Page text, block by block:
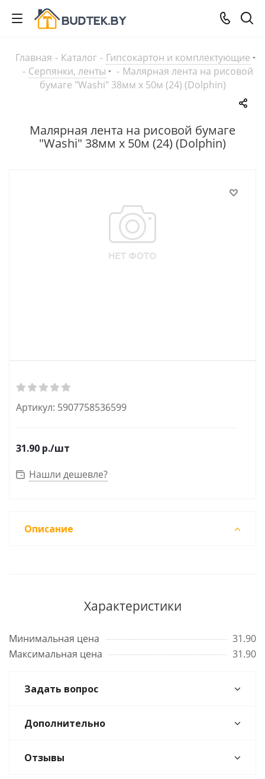
Главная - Каталог - Гипсокартон и комплектующие
- Серпянки, ленты - Малярная лента на рисовой
бумаге "Washi" 38мм х 50м (24) (Dolphin)
Малярная лента на рисовой бумаге
"Washi" 38мм х 50м (24) (Dolphin)
Артикул: 5907758536599
31.90 р./шт
Нашли дешевле?
Описание
Характеристики
Минимальная цена
31.90
Максимальная цена
31.90
Задать вопрос
Дополнительно
Отзывы